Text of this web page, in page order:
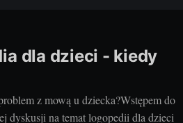
dla dzieci - kiedy
z mową u dziecka?Wstępem do
dyskusji na temat logopedii dla dzieci